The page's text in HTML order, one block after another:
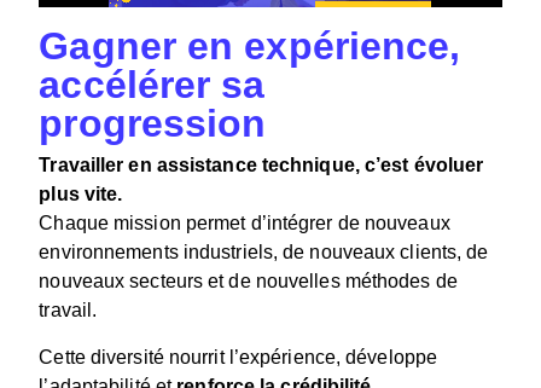
Gagner en expérience,
accélérer sa
progression
Travailler en assistance technique, c’est évoluer
plus vite.
Chaque mission permet d’intégrer de nouveaux
environnements industriels, de nouveaux clients, de
nouveaux secteurs et de nouvelles méthodes de
travail.
Cette diversité nourrit l’expérience, développe